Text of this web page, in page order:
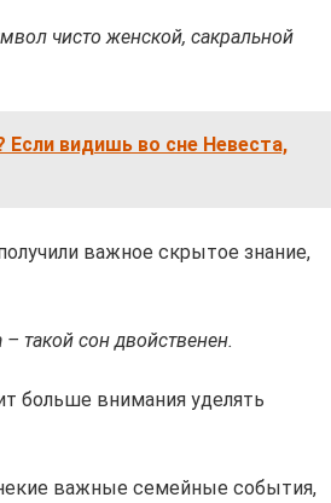
чисто женской, сакральной
Если видишь во сне Невеста,
важное скрытое знание,
такой сон двойственен.
больше внимания уделять
важные семейные события,